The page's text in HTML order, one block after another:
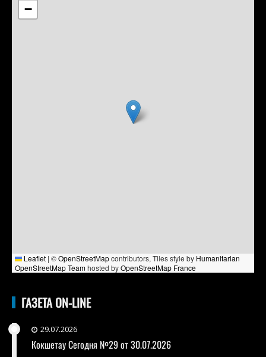
−
Leaflet | ©OpenStreetMapcontributors, Tiles style by Humanitarian
OpenStreetMap Teamhosted byOpenStreetMap France
ГАЗЕТА ON-LINE
29.07.2026
Кокшетау Сегодня №29 от 30.07.2026